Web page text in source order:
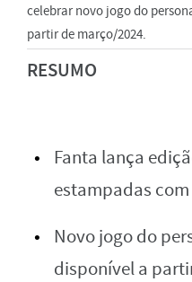
celebrar novo jogo do
partir de março/2024.
RESUMO
Fanta lança
estampadas com
Novo jogo do
disponível a